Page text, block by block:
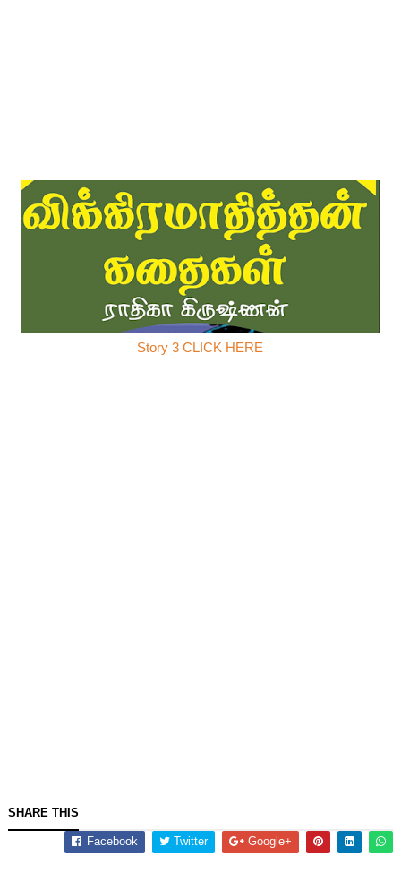
Story 3 CLICK HERE
SHARE THIS
Facebook Twitter Google+